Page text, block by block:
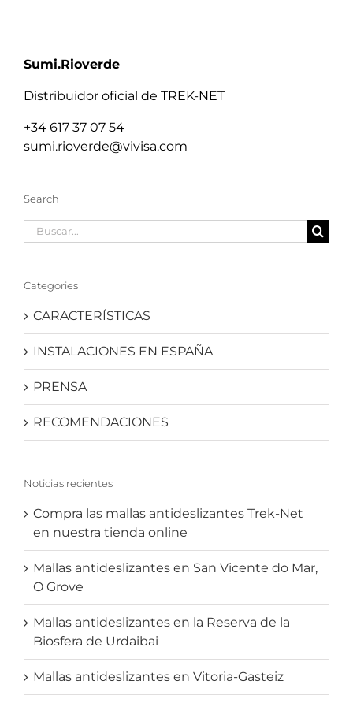
Sumi.Rioverde
Distribuidor oficial de TREK-NET
+34 617 37 07 54
sumi.rioverde@vivisa.com
Search
Buscar:
Categories
CARACTERÍSTICAS
INSTALACIONES EN ESPAÑA
PRENSA
RECOMENDACIONES
Noticias recientes
Compra las mallas antideslizantes Trek-Net
en nuestra tienda online
Mallas antideslizantes en San Vicente do Mar,
O Grove
Mallas antideslizantes en la Reserva de la
Biosfera de Urdaibai
Mallas antideslizantes en Vitoria-Gasteiz